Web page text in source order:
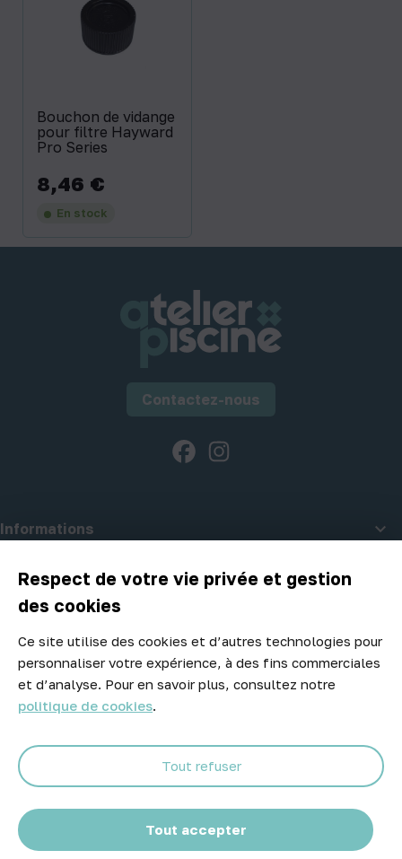
Respect de votre vie privée et gestion
des cookies
Ce site utilise des cookies et d’autres technologies pour
personnaliser votre expérience, à des fins commerciales
et d’analyse. Pour en savoir plus, consultez notre
politique de cookies.
Tout accepter
Tout refuser
Bouchon de vidange
pour filtre Hayward
Pro Series
Prix
8,46 €
En stock
Contactez-nous
Facebook
Informations 
A propos d'Atelier Piscine
Newsletter
Ne manquez aucune opportunité ! Restez informé de nos meilleurs
prix et nouveaux arrivages.
Abonnez-vous